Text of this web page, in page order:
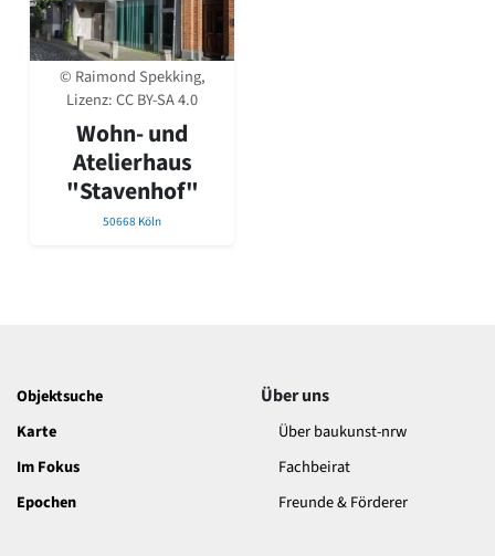
© Raimond Spekking,
Lizenz:CC BY-SA 4.0
Wohn- und
Atelierhaus
"Stavenhof"
50668 Köln
Objektsuche
Karte
Im Fokus
Epochen
Über uns
Über baukunst-nrw
Fachbeirat
Freunde & Förderer